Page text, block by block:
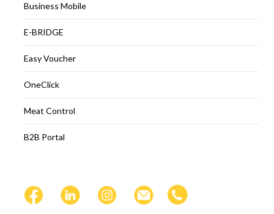
Business Mobile
E-BRIDGE
Easy Voucher
OneClick
Meat Control
B2B Portal